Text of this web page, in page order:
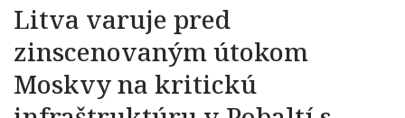
Litva varuje pred
zinscenovaným útokom
Moskvy na kritickú